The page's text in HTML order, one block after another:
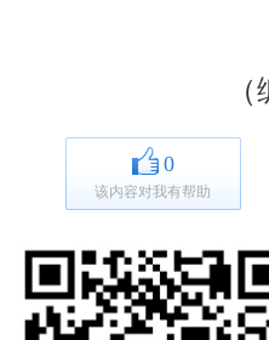
0
该内容对我有帮助